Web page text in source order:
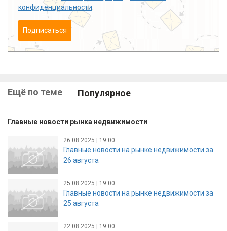
конфиденциальности
Подписаться
Ещё по теме Популярное
Главные новости рынка недвижимости
26.08.2025 | 19:00
Главные новости на рынке недвижимости за
26 августа
25.08.2025 | 19:00
Главные новости на рынке недвижимости за
25 августа
22.08.2025 | 19:00